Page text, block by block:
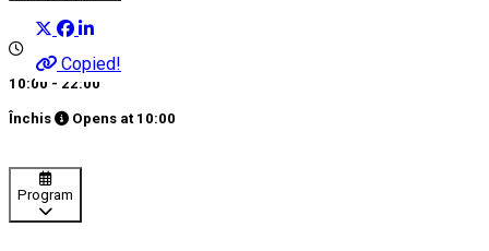
Copied!
10:00 - 22:00
Închis Opens at 10:00
Program